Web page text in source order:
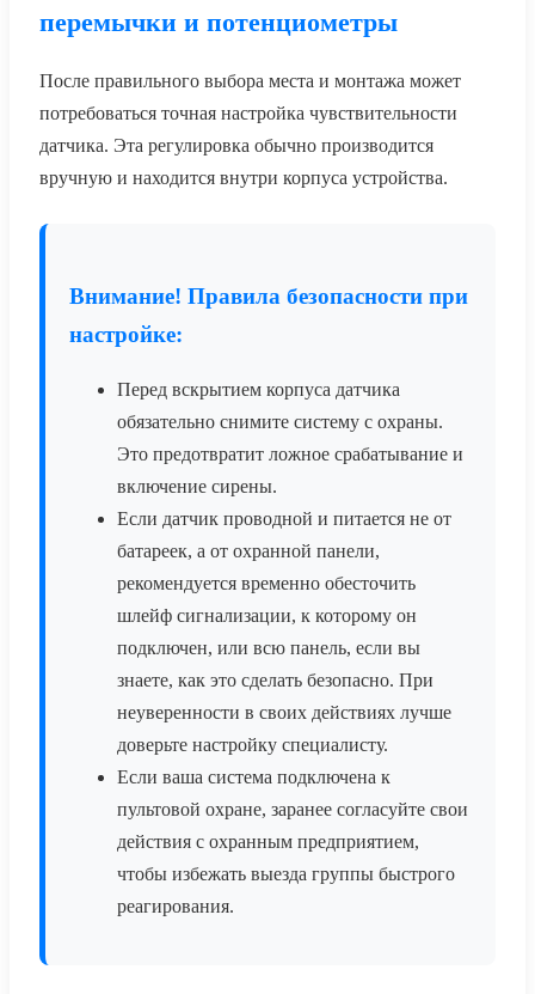
перемычки и потенциометры
После правильного выбора места и монтажа может
потребоваться точная настройка чувствительности
датчика. Эта регулировка обычно производится
вручную и находится внутри корпуса устройства.
Внимание! Правила безопасности при
настройке:
Перед вскрытием корпуса датчика
обязательно снимите систему с охраны.
Это предотвратит ложное срабатывание и
включение сирены.
Если датчик проводной и питается не от
батареек, а от охранной панели,
рекомендуется временно обесточить
шлейф сигнализации, к которому он
подключен, или всю панель, если вы
знаете, как это сделать безопасно. При
неуверенности в своих действиях лучше
доверьте настройку специалисту.
Если ваша система подключена к
пультовой охране, заранее согласуйте свои
действия с охранным предприятием,
чтобы избежать выезда группы быстрого
реагирования.